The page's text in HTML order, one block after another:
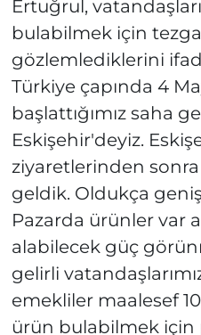
Ertuğrul,
bulabilmek için
gözlemlediklerini
Türkiye çapında 4
başlattığımız saha
Eskişehir'deyiz.
ziyaretlerinden
geldik. Oldukça
Pazarda ürünler var
alabilecek güç
gelirli
emekliler maalesef
ürün bulabilmek için